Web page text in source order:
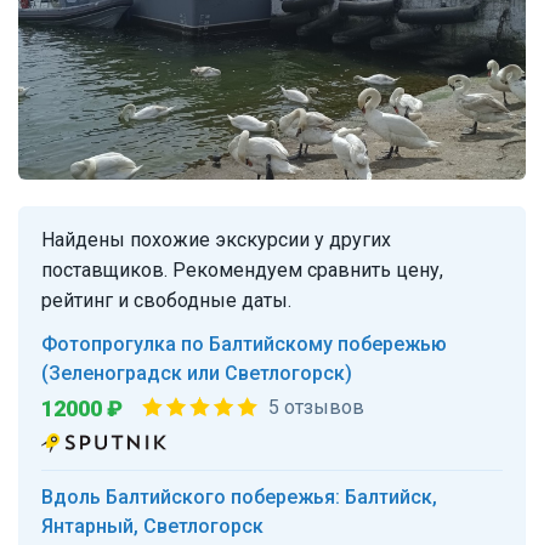
Найдены похожие экскурсии у других
поставщиков. Рекомендуем сравнить цену,
рейтинг и свободные даты.
Фотопрогулка по Балтийскому побережью
(Зеленоградск или Светлогорск)
12000 ₽ 5 отзывов
Вдоль Балтийского побережья: Балтийск,
Янтарный, Светлогорск